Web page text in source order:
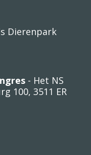
Dierenpark
- Het NS
100, 3511 ER